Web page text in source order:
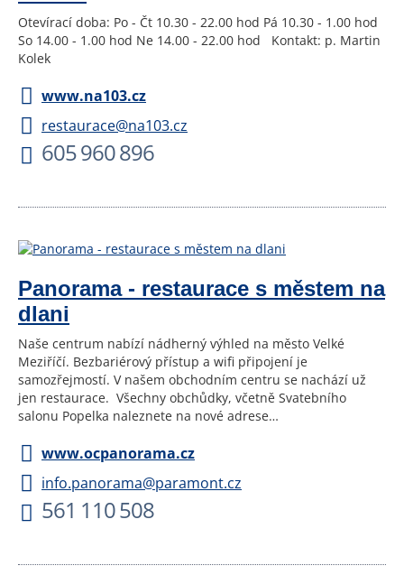
Otevírací doba: Po - Čt 10.30 - 22.00 hod Pá 10.30 - 1.00 hod
So 14.00 - 1.00 hod Ne 14.00 - 22.00 hod Kontakt: p. Martin
Kolek
www.na103.cz
restaurace@na103.cz
605 960 896
Panorama - restaurace s městem na
dlani
Naše centrum nabízí nádherný výhled na město Velké
Meziříčí. Bezbariérový přístup a wifi připojení je
samozřejmostí. V našem obchodním centru se nachází už
jen restaurace. Všechny obchůdky, včetně Svatebního
salonu Popelka naleznete na nové adrese…
www.ocpanorama.cz
info.panorama@paramont.cz
561 110 508